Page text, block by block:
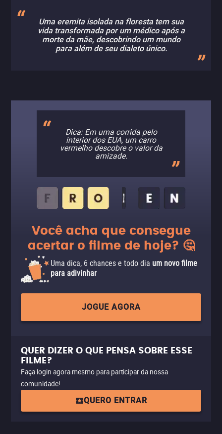
Uma eremita isolada na floresta tem sua
vida transformada por um médico após a
morte da mãe, descobrindo um mundo
para além de seu dialeto único.
Dica: Em uma corrida pelo
interior dos EUA, um carro
vermelho descobre o valor da
amizade.
Você acha que consegue
acertar o filme de hoje? 🤔
Uma dica, 6 chances e todo dia um novo filme
para adivinhar
JOGUE AGORA
QUER DIZER O QUE PENSA SOBRE ESSE
FILME?
Faça login agora mesmo para participar da nossa
comunidade!
QUERO ENTRAR